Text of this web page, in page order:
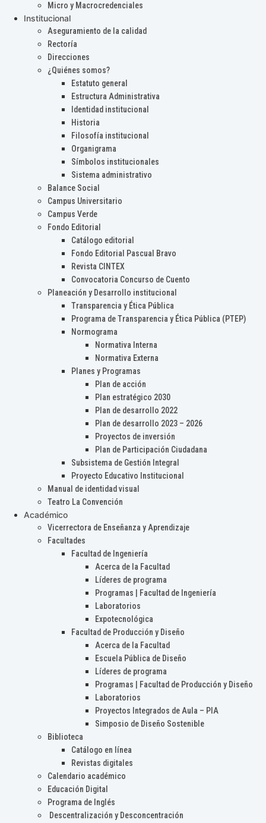
Micro y Macrocredenciales
Institucional
Aseguramiento de la calidad
Rectoría
Direcciones
¿Quiénes somos?
Estatuto general
Estructura Administrativa
Identidad institucional
Historia
Filosofía institucional
Organigrama
Símbolos institucionales
Sistema administrativo
Balance Social
Campus Universitario
Campus Verde
Fondo Editorial
Catálogo editorial
Fondo Editorial Pascual Bravo
Revista CINTEX
Convocatoria Concurso de Cuento
Planeación y Desarrollo institucional
Transparencia y Ética Pública
Programa de Transparencia y Ética Pública (PTEP)
Normograma
Normativa Interna
Normativa Externa
Planes y Programas
Plan de acción
Plan estratégico 2030
Plan de desarrollo 2022
Plan de desarrollo 2023 – 2026
Proyectos de inversión
Plan de Participación Ciudadana
Subsistema de Gestión Integral
Proyecto Educativo Institucional
Manual de identidad visual
Teatro La Convención
Académico
Vicerrectora de Enseñanza y Aprendizaje
Facultades
Facultad de Ingeniería
Acerca de la Facultad
Líderes de programa
Programas | Facultad de Ingeniería
Laboratorios
Expotecnológica
Facultad de Producción y Diseño
Acerca de la Facultad
Escuela Pública de Diseño
Líderes de programa
Programas | Facultad de Producción y Diseño
Laboratorios
Proyectos Integrados de Aula – PIA
Simposio de Diseño Sostenible
Biblioteca
Catálogo en línea
Revistas digitales
Calendario académico
Educación Digital
Programa de Inglés
Descentralización y Desconcentración